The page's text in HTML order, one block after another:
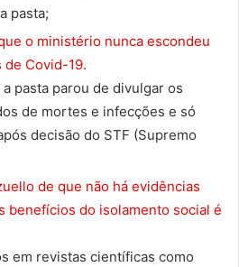
pasta;
o ministério nunca escondeu
de Covid-19.
pasta parou de divulgar os
de mortes e infecções e só
decisão do STF (Supremo
de que não há evidências
benefícios do isolamento social é
em revistas científicas como